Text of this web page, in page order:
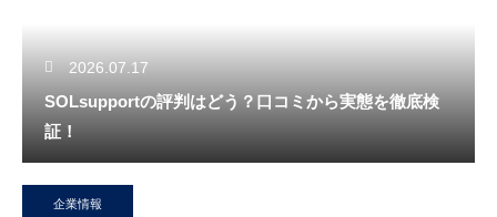
2026.07.17
SOLsupportの評判はどう？口コミから実態を徹底検
証！
企業情報